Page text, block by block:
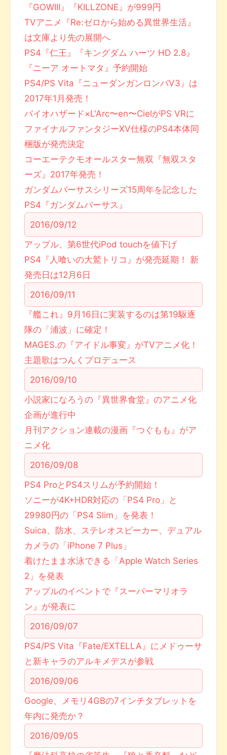
『GOWIII』『KILLZONE』が999円
TVアニメ『Re:ゼロから始める異世界生活』
は文庫より先の展開へ
PS4『仁王』『キングダム ハーツ HD 2.8』
『ニーア オートマタ』予約開始
PS4/PS Vita『ニューダンガンロンパV3』は
2017年1月発売！
バイオハザード×L'Arc〜en〜CielがPS VRに
ファイナルファンタジーXV仕様のPS4本体同
梱版が発売決定
コーエーテクモオールスター無双『無双スタ
ーズ』2017年発売！
ガンダムバーサスシリーズ15周年を記念した
PS4『ガンダムバーサス』
2016/09/12
アップル、第6世代iPod touchを値下げ
PS4『人喰いの大鷲トリコ』が発売延期！ 新
発売日は12月6日
2016/09/11
『艦これ』9月16日に実装するのは第19駆逐
隊の「浦波」に確定！
MAGES.の『アイドル事変』がTVアニメ化！
主題歌はつんくプロデュース
2016/09/10
小説家になろうの『異世界食堂』のアニメ化
企画が進行中
月刊アクション連載の漫画『つぐもも』がア
ニメ化
2016/09/08
PS4 ProとPS4スリムが予約開始！
ソニーが4K+HDR対応の「PS4 Pro」と
29980円の「PS4 Slim」を発表！
Suica、防水、ステレオスピーカー、デュアル
カメラの「iPhone 7 Plus」
着けたまま水泳できる「Apple Watch Series
2」を発表
アップルのイベントで『スーパーマリオラ
ン』が発表に
2016/09/07
PS4/PS Vita『Fate/EXTELLA』にメドゥーサ
と新キャラのアルキメデスが参戦
2016/09/06
Google、メモリ4GBの7インチタブレットを
年内に発売か？
2016/09/05